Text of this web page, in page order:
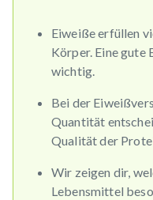
Eiweiße erfüllen
Körper. Eine gute
wichtig.
Bei der
Quantität
Qualität der
Wir zeigen dir,
Lebensmittel